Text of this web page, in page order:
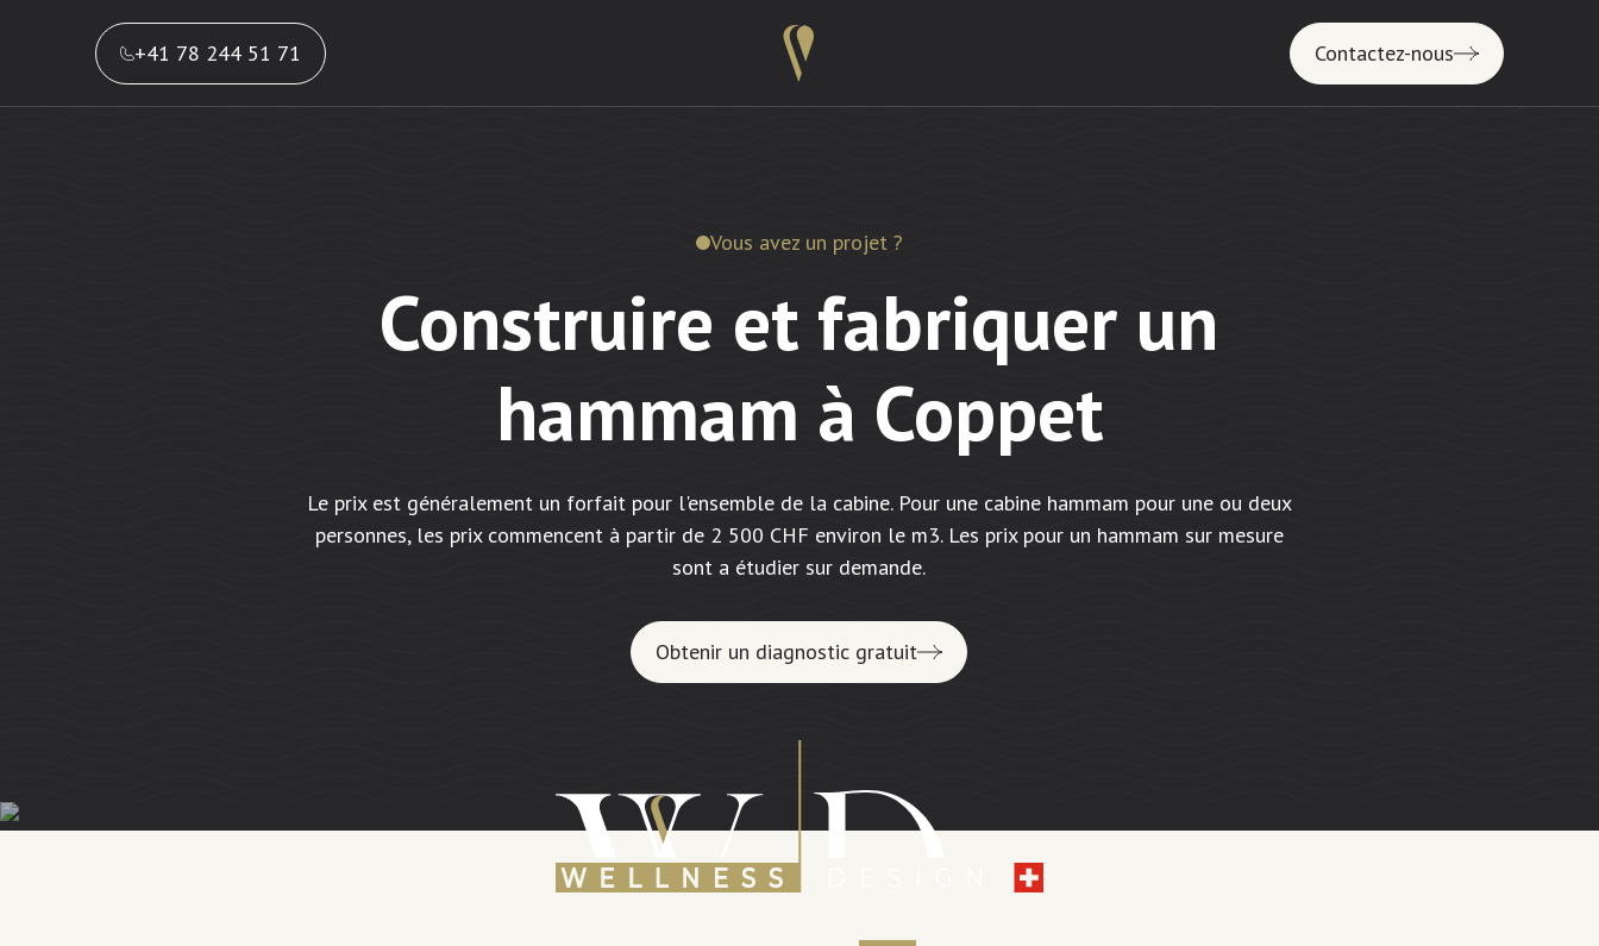
+41 78 244 51 71 Contactez-nous
Vous avez un projet ?
Construire et fabriquer un
hammam à Coppet
Le prix est généralement un forfait pour l'ensemble de la cabine. Pour une cabine hammam pour une ou deux
personnes, les prix commencent à partir de 2 500 CHF environ le m3. Les prix pour un hammam sur mesure
sont a étudier sur demande.
Obtenir un diagnostic gratuit